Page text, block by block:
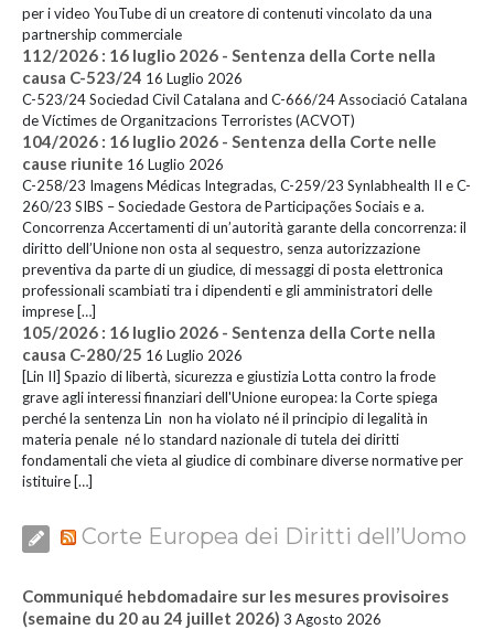
per i video YouTube di un creatore di contenuti vincolato da una
partnership commerciale
112/2026 : 16 luglio 2026 - Sentenza della Corte nella
causa C-523/24 16 Luglio 2026
C-523/24 Sociedad Civil Catalana and C-666/24 Associació Catalana
de Víctimes de Organitzacions Terroristes (ACVOT)
104/2026 : 16 luglio 2026 - Sentenza della Corte nelle
cause riunite 16 Luglio 2026
C-258/23 Imagens Médicas Integradas, C-259/23 Synlabhealth II e C-
260/23 SIBS – Sociedade Gestora de Participações Sociais e a.
Concorrenza Accertamenti di un’autorità garante della concorrenza: il
diritto dell’Unione non osta al sequestro, senza autorizzazione
preventiva da parte di un giudice, di messaggi di posta elettronica
professionali scambiati tra i dipendenti e gli amministratori delle
imprese […]
105/2026 : 16 luglio 2026 - Sentenza della Corte nella
causa C-280/25 16 Luglio 2026
[Lin II] Spazio di libertà, sicurezza e giustizia Lotta contro la frode
grave agli interessi finanziari dell'Unione europea: la Corte spiega
perché la sentenza Lin non ha violato né il principio di legalità in
materia penale né lo standard nazionale di tutela dei diritti
fondamentali che vieta al giudice di combinare diverse normative per
istituire […]
Corte Europea dei Diritti dell’Uomo
Communiqué hebdomadaire sur les mesures provisoires
(semaine du 20 au 24 juillet 2026) 3 Agosto 2026